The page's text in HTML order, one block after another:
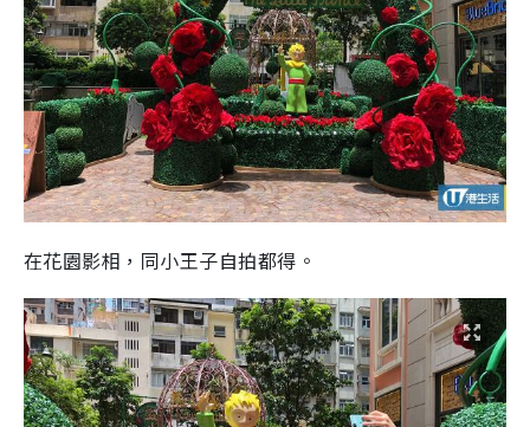
在花園影相，同小王子自拍都得。